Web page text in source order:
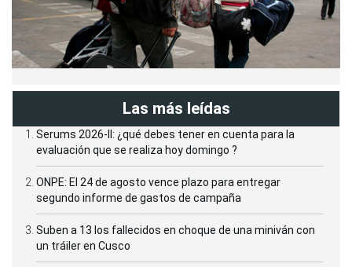
Las más leídas
Serums 2026-II: ¿qué debes tener en cuenta para la
evaluación que se realiza hoy domingo ?
ONPE: El 24 de agosto vence plazo para entregar
segundo informe de gastos de campaña
Suben a 13 los fallecidos en choque de una miniván con
un tráiler en Cusco